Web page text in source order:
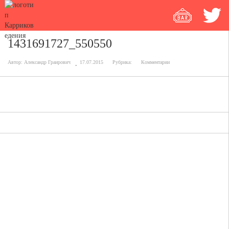
1431691727_550550
Автор: Александр Граирович 17.07.2015 Рубрика: Комментарии